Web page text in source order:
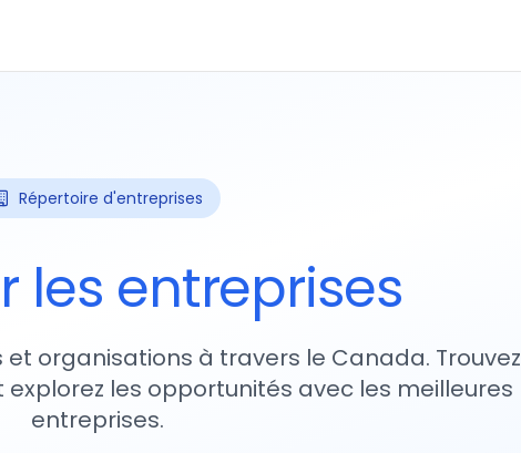
Répertoire d'entreprises
les entreprises
et organisations à travers le Canada. Trouvez
les opportunités avec les meilleures
entreprises.